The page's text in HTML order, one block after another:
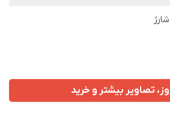
تصاویر بیشتر و خرید